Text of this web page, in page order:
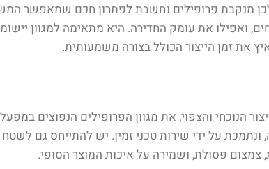
לכן מנקבת פרופילים נחשבת לפתרון חכם שמאפשר
ואפילו את עומק החדירה. היא מתאימה למגוון
את זמן הייצור הכולל בצורה משמעותית.
והצפוי, את מגוון הפרופילים הנפוצים
ונתמכת על ידי שירות טכני זמין. יש להתייחס גם
צמצום פסולת, ושמירה על איכות המוצר הסופי.